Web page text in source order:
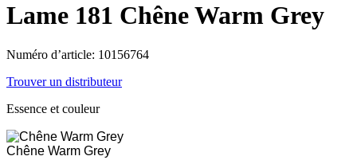
Lame 181 Chêne Warm Grey
Numéro d’article: 10156764
Trouver un distributeur
Essence et couleur
Chêne Warm Grey